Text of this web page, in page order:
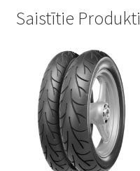
Saistītie Produkti